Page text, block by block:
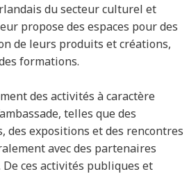
du secteur culturel et
propose des espaces pour des
de leurs produits et créations,
formations.
des activités à caractère
telles que des
des expositions et des rencontres
avec des partenaires
ces activités publiques et